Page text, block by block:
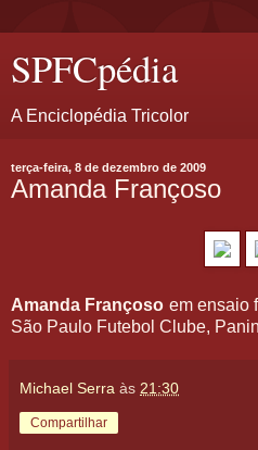
SPFCpédia
A Enciclopédia Tricolor
terça-feira, 8 de dezembro de 2009
Amanda Françoso
Amanda Françoso em ensaio
São Paulo Futebol Clube,
Michael Serra às 21:30
Compartilhar